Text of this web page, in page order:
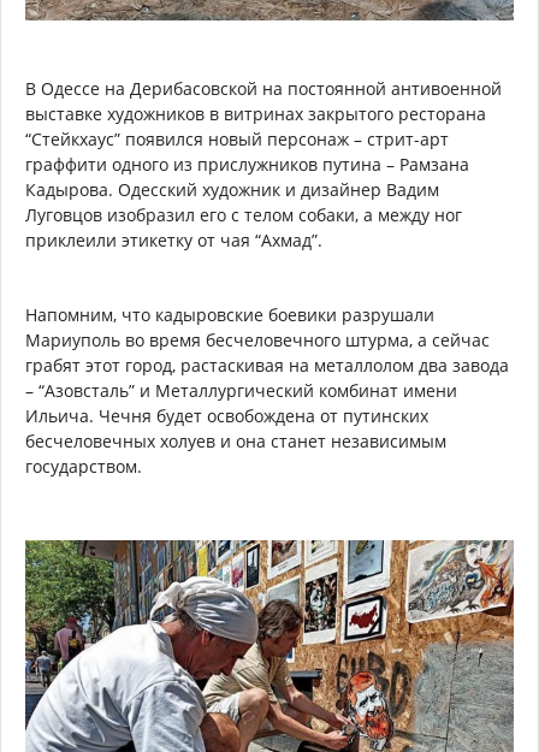
В Одессе на Дерибасовской на постоянной антивоенной
выставке художников в витринах закрытого ресторана
“Стейкхаус” появился новый персонаж – стрит-арт
граффити одного из прислужников путина – Рамзана
Кадырова. Одесский художник и дизайнер Вадим
Луговцов изобразил его с телом собаки, а между ног
приклеили этикетку от чая “Ахмад”.
Напомним, что кадыровские боевики разрушали
Мариуполь во время бесчеловечного штурма, а сейчас
грабят этот город, растаскивая на металлолом два завода
– “Азовсталь” и Металлургический комбинат имени
Ильича. Чечня будет освобождена от путинских
бесчеловечных холуев и она станет независимым
государством.